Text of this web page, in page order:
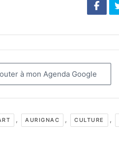
à mon Agenda Google
, AURIGNAC , CULTURE ,